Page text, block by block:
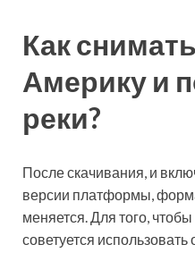
Как
Америку и
реки?
После скачивания, и
версии платформы,
меняется. Для того,
советуется